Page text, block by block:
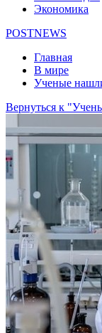
Экономика
POSTNEWS
Главная
В мире
Ученые
Вернуться к